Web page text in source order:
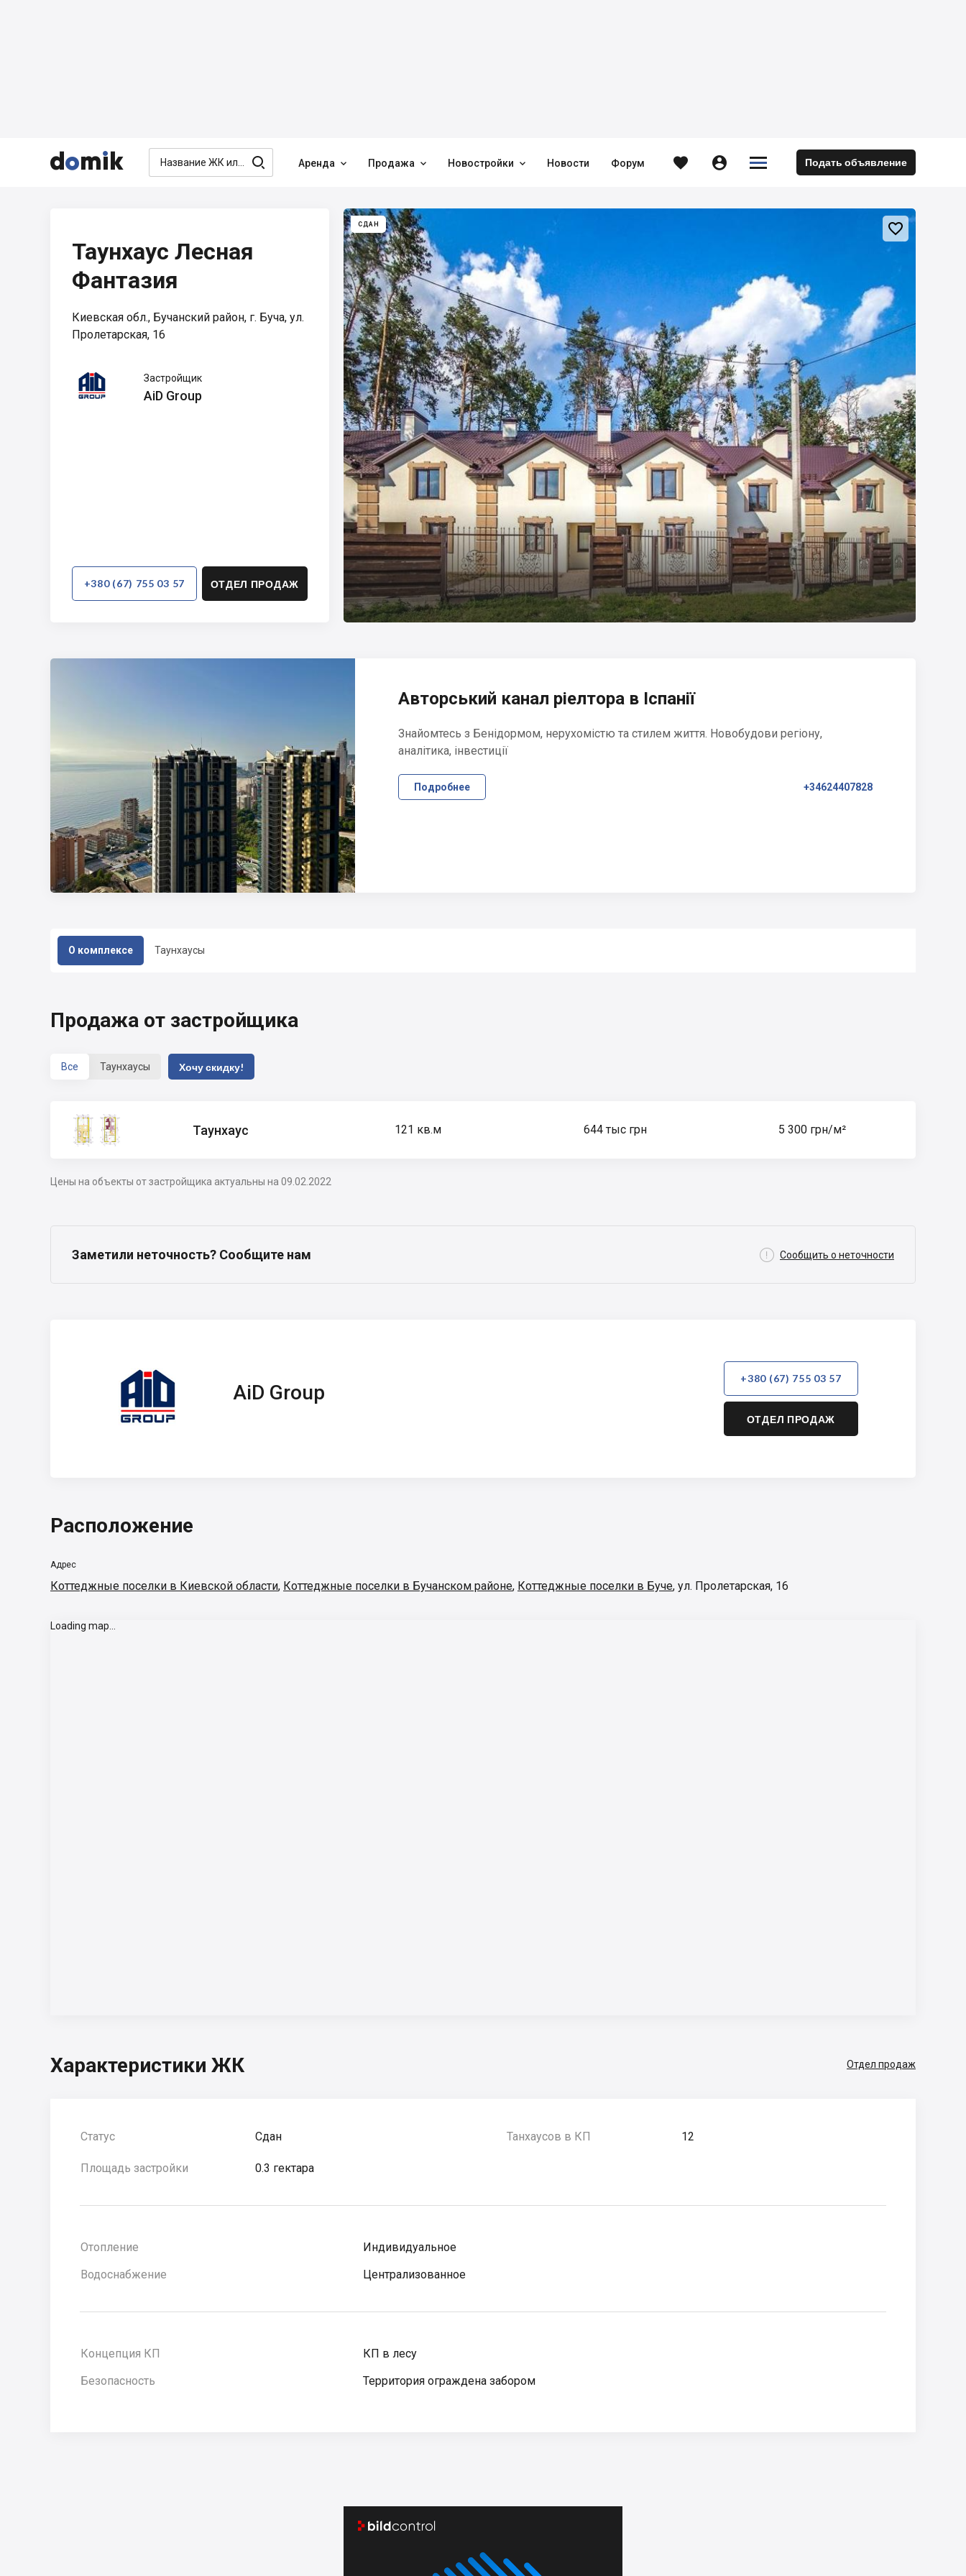


  Аренда  Продажа  Новостройки  Новости Форум   

 Подать объявление
О комплексе Таунхаусы
СДАН 
Таунхаус Лесная
Фантазия
Киевская обл., Бучанский район, г. Буча, ул.
Пролетарская, 16
AiD
Group
Застройщик
AiD Group
+380 (67) 755 03 57 ОТДЕЛ ПРОДАЖ
Авторський канал ріелтора в Іспанії
Знайомтесь з Бенідормом, нерухомістю та стилем життя. Новобудови регіону,
аналітика, інвестиції
Подробнее +34624407828
Продажа от застройщика
Все Таунхаусы Хочу скидку!
Таунхаус 121 кв.м 644 тыс грн 5 300 грн/м²
Цены на объекты от застройщика актуальны на 09.02.2022
Заметили неточность? Сообщите нам  Сообщить о неточности
AiD Group
+380 (67) 755 03 57
ОТДЕЛ ПРОДАЖ
Расположение
Адрес
Коттеджные поселки в Киевской области, Коттеджные поселки в Бучанском районе, Коттеджные поселки в Буче, ул. Пролетарская, 16
Loading map...
Характеристики ЖК Отдел продаж
Статус Сдан Танхаусов в КП 12
Площадь застройки 0.3 гектара
Отопление
Индивидуальное
Водоснабжение
Централизованное
Концепция КП
КП в лесу
Безопасность
Территория ограждена забором
 